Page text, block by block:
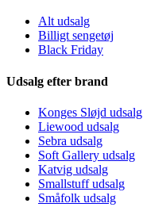
Alt udsalg
Billigt sengetøj
Black Friday
Udsalg efter brand
Konges Sløjd udsalg
Liewood udsalg
Sebra udsalg
Soft Gallery udsalg
Katvig udsalg
Smallstuff udsalg
Småfolk udsalg